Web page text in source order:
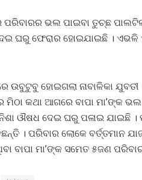
ଭଲ ପାଇବା ତୁଚ୍ଛ
ଦେଇ ଘରୁ ଫେରାର ହୋଇଯାଇଛି ।
ହୋଇଗଲା ନାବାଳିକା
ମିଠା କଥା ଆଗରେ ବାପା ମା’ଙ୍କ
ନିଶା ଔଷଧ ଦେଇ ଘରୁ ପଳାଇ ଯାଇଛି
। ପରିବାର ଲୋକେ ବର୍ତ୍ତମାନ
ବାପା ମା’ଙ୍କ ସମେତ ୫ଜଣ